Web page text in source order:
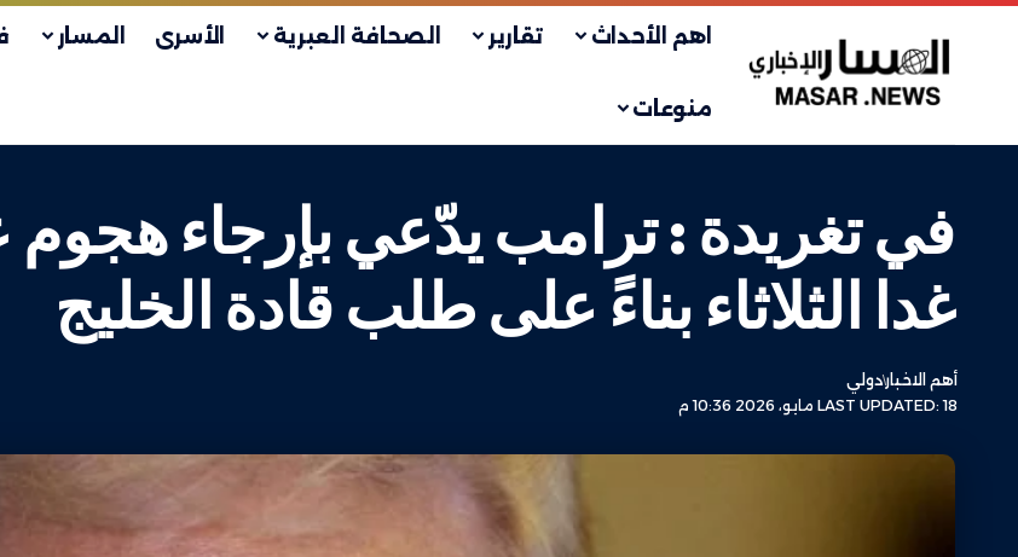
اهم الأحداث تقارير الصحافة العبرية الأسرى المسار
منوعات
في تغريدة : ترامب يدّعي بإرجاء هجوم
غدا الثلاثاء بناءً على طلب قادة الخليج
LAST UPDATED: 18 مايو، 2026 10:36 م
أهم الاخباردولي